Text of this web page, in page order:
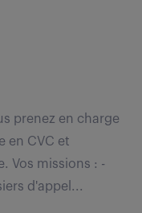
prenez en charge
en CVC et
Vos missions : -
d'appel...